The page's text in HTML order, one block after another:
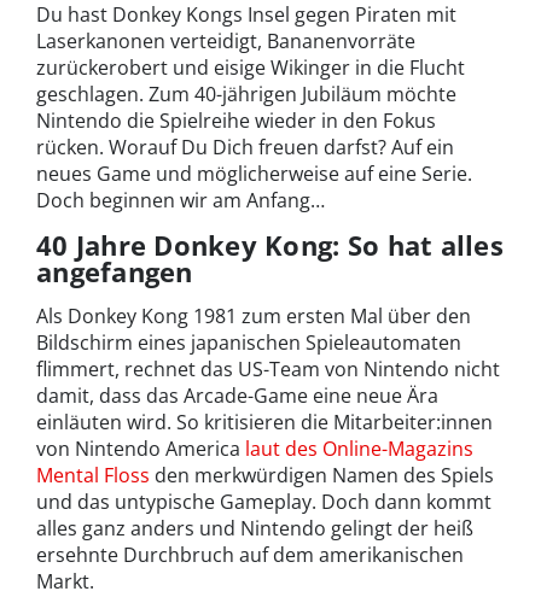
Du hast Donkey Kongs Insel gegen Piraten mit
Laserkanonen verteidigt, Bananenvorräte
zurückerobert und eisige Wikinger in die Flucht
geschlagen. Zum 40-jährigen Jubiläum möchte
Nintendo die Spielreihe wieder in den Fokus
rücken. Worauf Du Dich freuen darfst? Auf ein
neues Game und möglicherweise auf eine Serie.
Doch beginnen wir am Anfang…
40 Jahre Donkey Kong: So hat alles
angefangen
Als Donkey Kong 1981 zum ersten Mal über den
Bildschirm eines japanischen Spieleautomaten
flimmert, rechnet das US-Team von Nintendo nicht
damit, dass das Arcade-Game eine neue Ära
einläuten wird. So kritisieren die Mitarbeiter:innen
von Nintendo America laut des Online-Magazins
Mental Floss den merkwürdigen Namen des Spiels
und das untypische Gameplay. Doch dann kommt
alles ganz anders und Nintendo gelingt der heiß
ersehnte Durchbruch auf dem amerikanischen
Markt.